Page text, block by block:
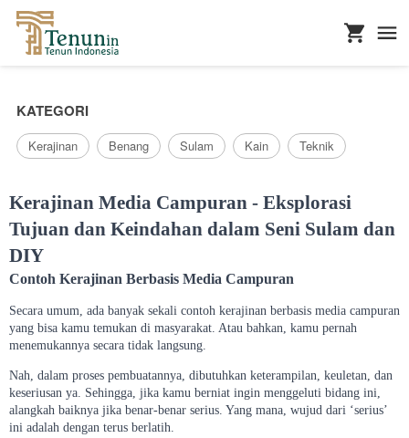
KATEGORI
Kerajinan Benang Sulam Kain Teknik
Kerajinan Media Campuran - Eksplorasi
Tujuan dan Keindahan dalam Seni Sulam dan
DIY
Contoh Kerajinan Berbasis Media Campuran
Secara umum, ada banyak sekali contoh kerajinan berbasis media campuran
yang bisa kamu temukan di masyarakat. Atau bahkan, kamu pernah
menemukannya secara tidak langsung.
Nah, dalam proses pembuatannya, dibutuhkan keterampilan, keuletan, dan
keseriusan ya. Sehingga, jika kamu berniat ingin menggeluti bidang ini,
alangkah baiknya jika benar-benar serius. Yang mana, wujud dari ‘serius’
ini adalah dengan terus berlatih.